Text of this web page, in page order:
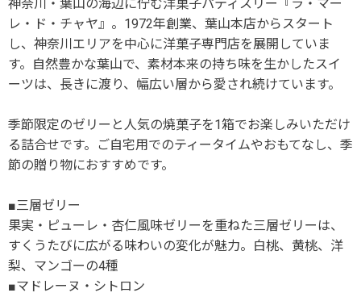
神奈川・葉山の海辺に佇む洋菓子パティスリー『ラ・マー
レ・ド・チャヤ』。1972年創業、葉山本店からスタート
し、神奈川エリアを中心に洋菓子専門店を展開していま
す。自然豊かな葉山で、素材本来の持ち味を生かしたスイ
ーツは、長きに渡り、幅広い層から愛され続けています。
季節限定のゼリーと人気の焼菓子を1箱でお楽しみいただけ
る詰合せです。ご自宅用でのティータイムやおもてなし、季
節の贈り物におすすめです。
■三層ゼリー
果実・ピューレ・杏仁風味ゼリーを重ねた三層ゼリーは、
すくうたびに広がる味わいの変化が魅力。白桃、黄桃、洋
梨、マンゴーの4種
■マドレーヌ・シトロン